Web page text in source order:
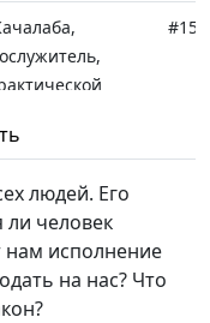
#157
#156
людей. Его
ли человек
нам исполнение
на нас? Что